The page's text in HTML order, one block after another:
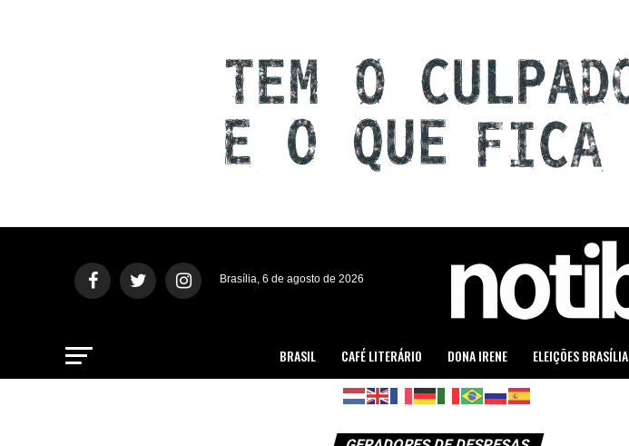
Brasília, 6 de agosto de 2026
BRASIL CAFÉ LITERÁRIO DONA IRENE ELEIÇÕES BRASÍLIA